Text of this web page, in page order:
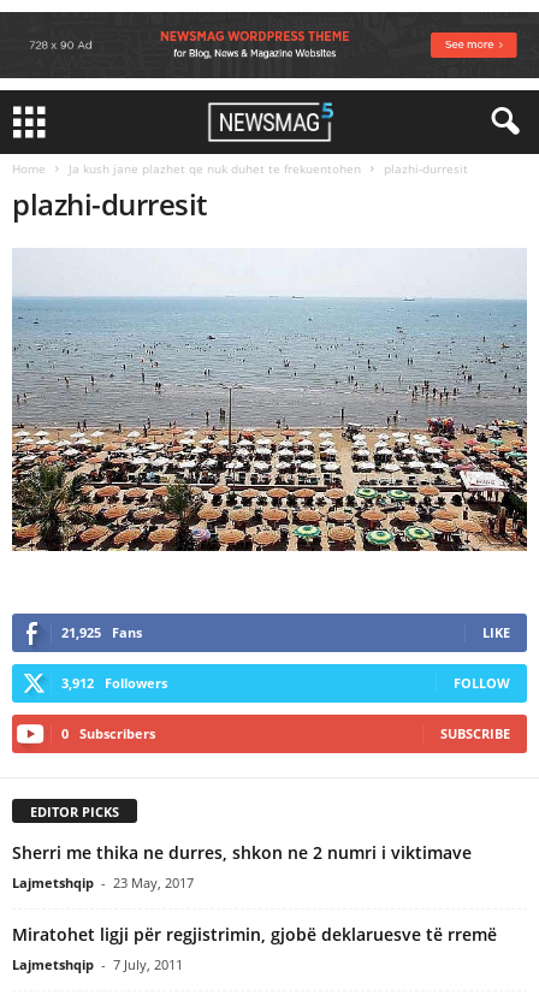
Home Ja kush jane plazhet qe nuk duhet te frekuentohen plazhi-durresit
plazhi-durresit
21,925 Fans LIKE
3,912 Followers FOLLOW
0 Subscribers SUBSCRIBE
EDITOR PICKS
Sherri me thika ne durres, shkon ne 2 numri i viktimave
Lajmetshqip - 23 May, 2017
Miratohet ligji për regjistrimin, gjobë deklaruesve të rremë
Lajmetshqip - 7 July, 2011